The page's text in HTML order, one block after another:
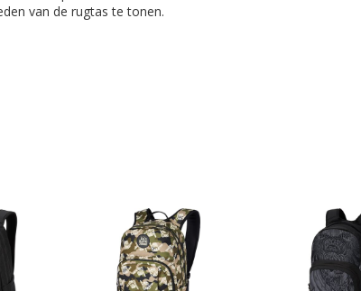
van de rugtas te tonen.